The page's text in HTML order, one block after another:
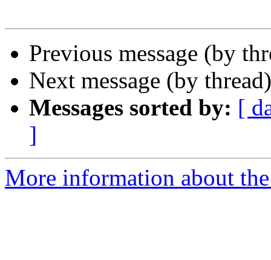
Previous message (by
Next message (by
Messages sorted by: [
]
More information about